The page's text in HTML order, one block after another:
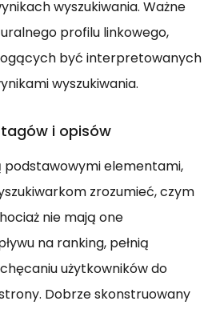
wyszukiwania. Ważne
profilu linkowego,
być interpretowanych
wyszukiwania.
i opisów
podstawowymi elementami,
zrozumieć, czym
nie mają one
na ranking, pełnią
użytkowników do
Dobrze skonstruowany